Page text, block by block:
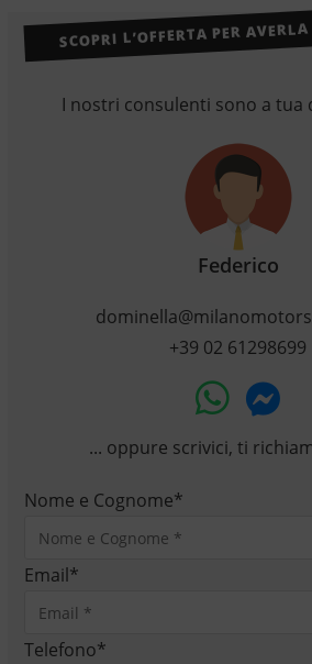
SCOPRI L’OFFERTA PER
I nostri consulenti sono a tua
Federico
+39 02 61298699
... oppure scrivici, ti
Nome e Cognome*
Email*
Telefono*